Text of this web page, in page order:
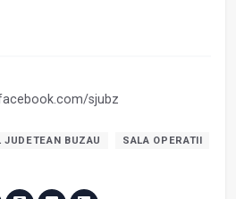
sjubz
JUDETEAN BUZAU
SALA OPERATII